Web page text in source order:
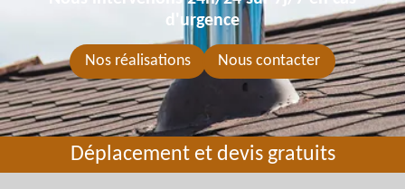
d'urgence
Nos réalisations Nous contacter
Déplacement et devis gratuits